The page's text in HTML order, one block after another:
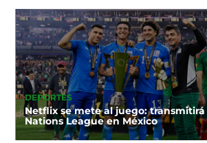
DEPORTES
Netflix se mete al juego: transmitirá
Nations League en México